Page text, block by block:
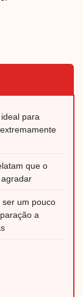
para
que o
um pouco
a